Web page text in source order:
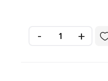
- +